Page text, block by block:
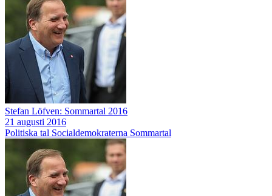
Stefan Löfven: Sommartal 2016
21 augusti 2016
Politiska tal Socialdemokraterna Sommartal